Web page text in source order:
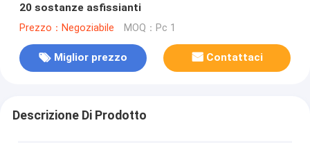
20 sostanze asfissianti
Prezzo：Negoziabile MOQ：Pc 1
Miglior prezzo Contattaci
Descrizione Di Prodotto